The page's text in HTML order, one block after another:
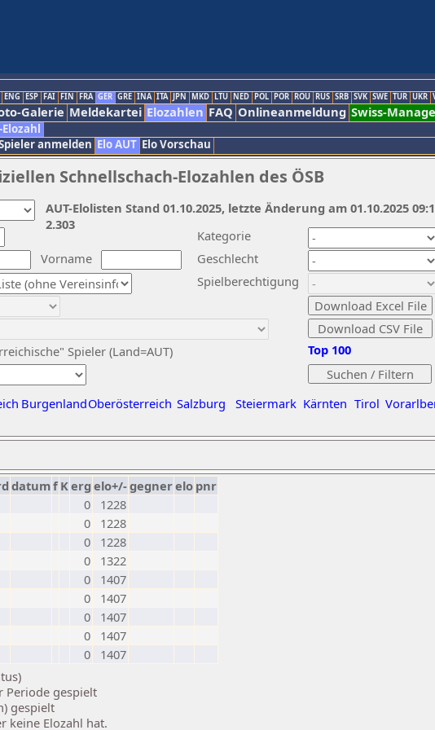
ENG ESP FAI FIN FRA GER GRE INA ITA JPN MKD LTU NED POL POR ROU RUS SRB SVK SWE TUR UKR
Galerie Meldekartei Elozahlen FAQ Onlineanmeldung Swiss-
anmelden Elo AUT Elo Vorschau
Schnellschach-Elozahlen des ÖSB
Vorname
Kategorie
Geschlecht
Spieler (Land=AUT)
Spielberechtigung
BurgenlandOberösterreich Salzburg Steiermark Kärnten Tirol
Top 100
AUT-Elolisten Stand 01.10.2025, letzte Änderung am 01.10.2025
2.303
datumf Kerg elo+/-gegnerelo pnr
0
1228
0
1228
0
1228
0
1322
0
1407
0
1407
0
1407
0
1407
0
1407
Periode gespielt
gespielt
keine Elozahl hat.